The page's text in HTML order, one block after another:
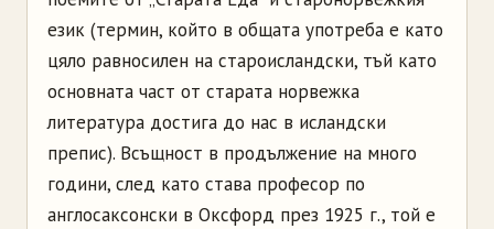
език (термин, който в общата употреба е като
цяло равносилен на староисландски, тъй като
основната част от старата норвежка
литература достига до нас в исландски
препис). Всъщност в продължение на много
години, след като става професор по
англосаксонски в Оксфорд през 1925 г., той е